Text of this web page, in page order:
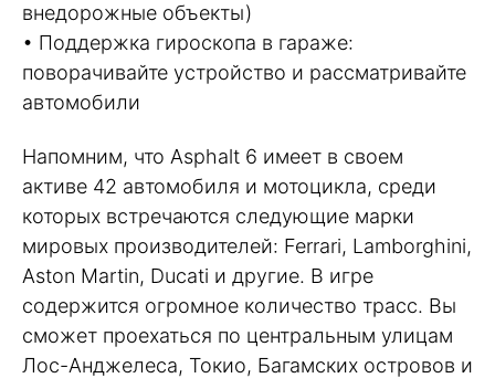
внедорожные объекты)
• Поддержка гироскопа в гараже:
поворачивайте устройство и рассматривайте
автомобили
Напомним, что Asphalt 6 имеет в своем
активе 42 автомобиля и мотоцикла, среди
которых встречаются следующие марки
мировых производителей: Ferrari, Lamborghini,
Aston Martin, Ducati и другие. В игре
содержится огромное количество трасс. Вы
сможет проехаться по центральным улицам
Лос-Анджелеса, Токио, Багамских островов и